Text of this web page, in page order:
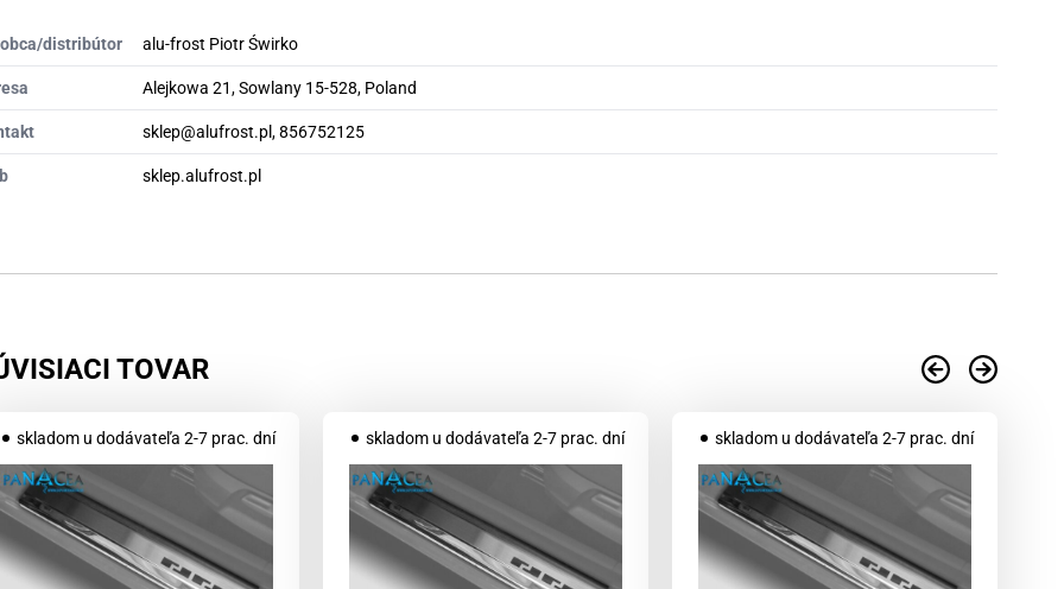
distribútor alu-frost Piotr Świrko
Alejkowa 21, Sowlany 15-528, Poland
sklep@alufrost.pl, 856752125
sklep.alufrost.pl
TOVAR
skladom u dodávateľa 2-7 prac. dní skladom u dodávateľa 2-7 prac. dní skladom u dodávateľa 2-7 prac. dní